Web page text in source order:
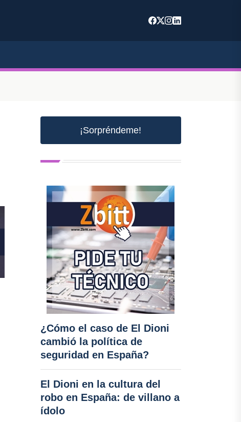
¡Sorpréndeme!
¿Cómo el caso de El Dioni
cambió la política de
seguridad en España?
El Dioni en la cultura del
robo en España: de villano a
ídolo